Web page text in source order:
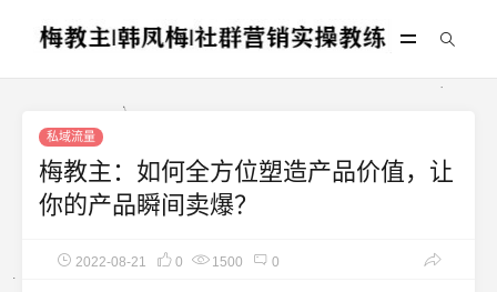
私域流量
梅教主：如何全方位塑造产品价值，让
你的产品瞬间卖爆？
2022-08-21 0 1500 0